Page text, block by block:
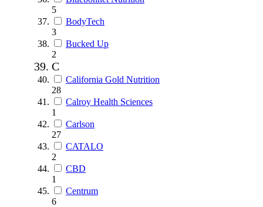
5
BodyTech
3
Bucked Up
2
C
California Gold Nutrition
28
Calroy Health Sciences
1
Carlson
27
CATALO
2
CBD
1
Centrum
6